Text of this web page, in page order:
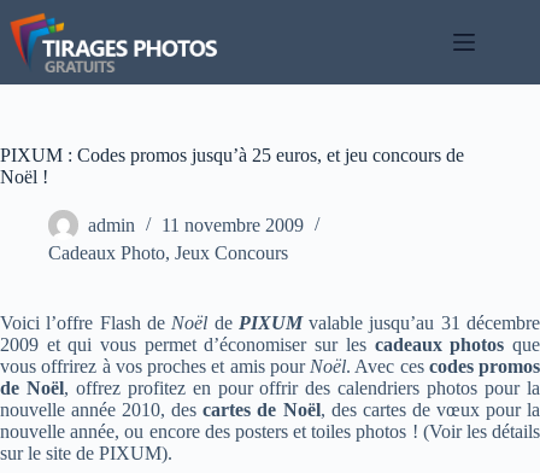
Passer
au
contenu
PIXUM : Codes promos jusqu’à 25 euros, et jeu concours de
Noël !
admin
11 novembre 2009
Cadeaux Photo, Jeux Concours
Voici l’offre Flash de Noël de PIXUMvalable jusqu’au 31 décembre
2009 et qui vous permet d’économiser sur les cadeaux photos que
vous offrirez à vos proches et amis pour Noël. Avec ces codes promos
de Noël, offrez profitez en pour offrir des calendriers photos pour la
nouvelle année 2010, descartes de Noël, des cartes de vœux pour la
nouvelle année, ou encore des posters et toiles photos ! (Voir les détails
sur le site de PIXUM).